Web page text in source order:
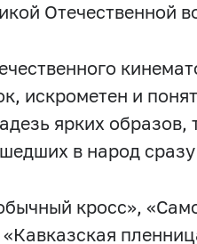
Отечественной
искрометен и
ярких образов,
в народ сразу
кросс»,